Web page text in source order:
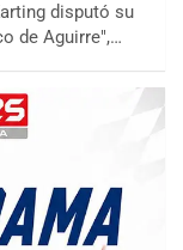
disputó su
de Aguirre",…